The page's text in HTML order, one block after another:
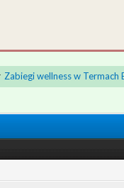
Zabiegi wellness w Termach